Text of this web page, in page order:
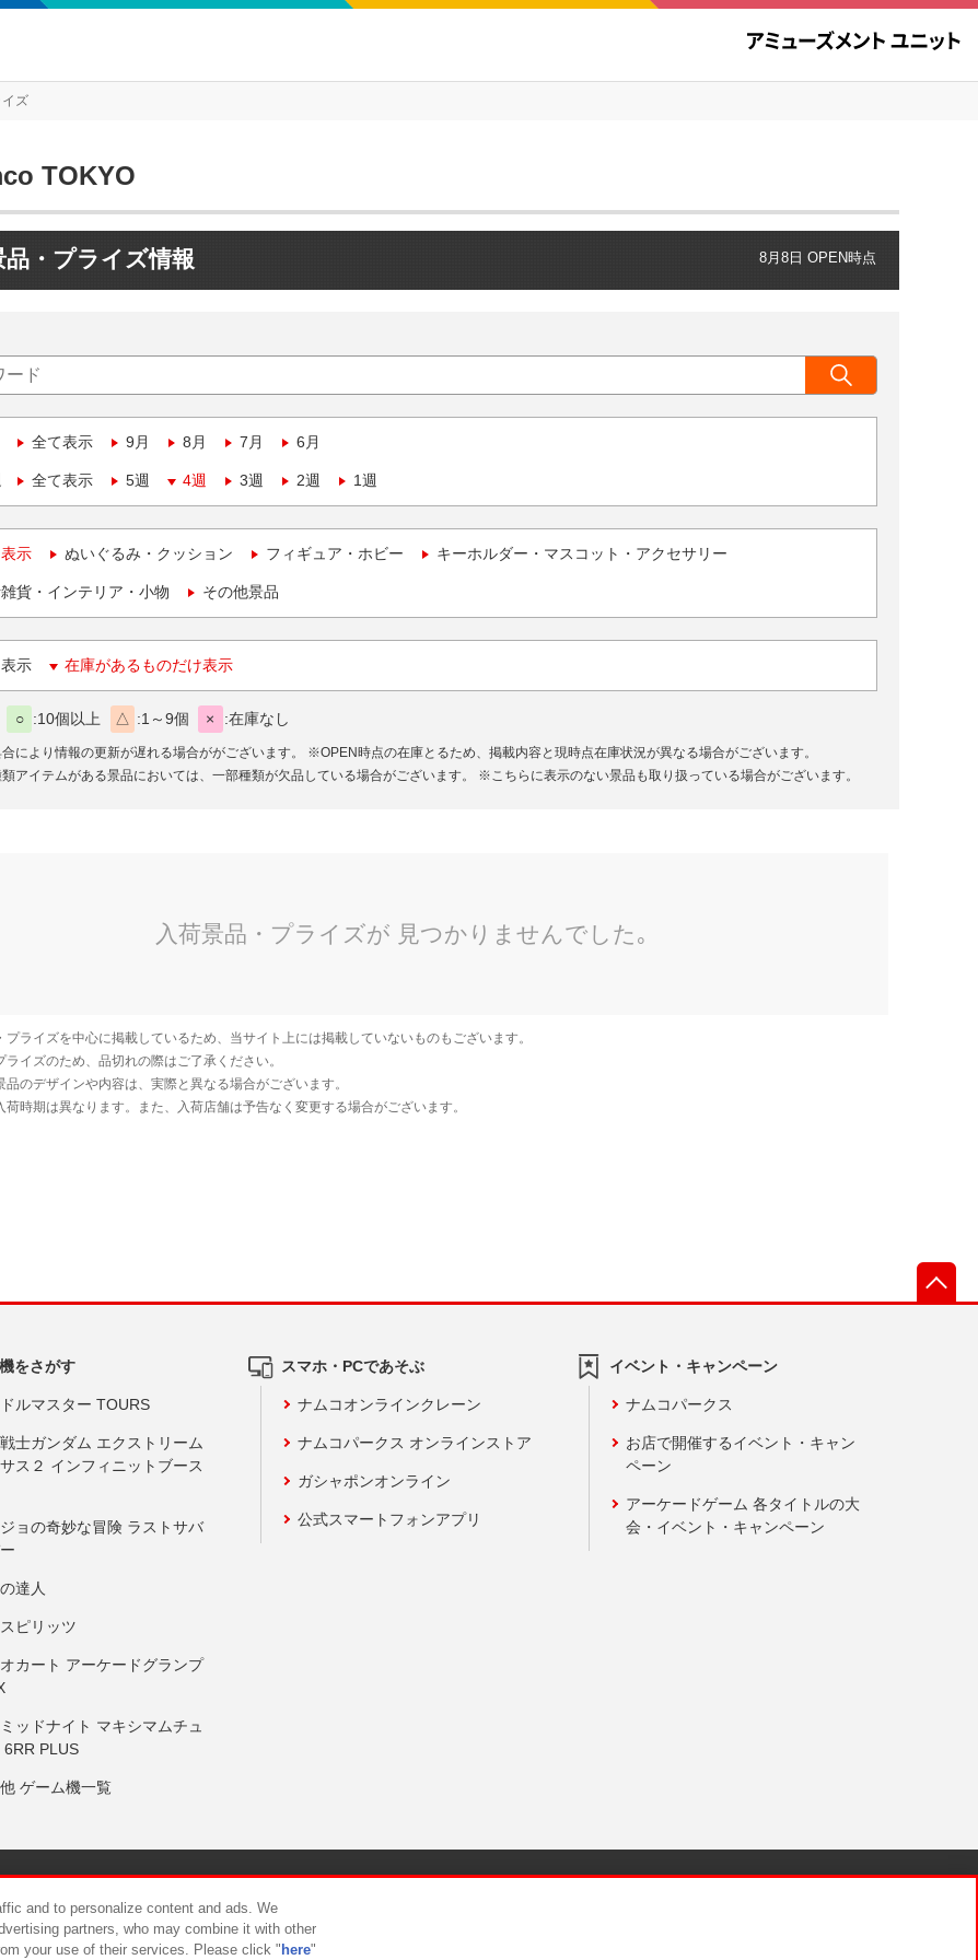
イズ
TOKYO
品・プライズ情報 8月8日 OPEN時点
全て表示 9月 8月 7月 6月
全て表示 5週 4週 3週 2週 1週
示 ぬいぐるみ・クッション フィギュア・ホビー キーホルダー・マスコット・アクセサリー
貨・インテリア・小物 その他景品
示 在庫があるものだけ表示
○ 10個以上 △ 1～9個 × 在庫なし
により情報の更新が遅れる場合ががございます。
※OPEN時点の在庫とるため、掲載内容と現時点在庫状況が異なる場合がございます。
アイテムがある景品においては、一部種類が欠品している場合がございます。
※こちらに表示のない景品も取り扱っている場合がございます。
をさがす
ルマスター TOURS
士ガンダム エクストリーム
ス２ インフィニットブース
ョの奇妙な冒険 ラストサバ
達人
ピリッツ
カート アーケードグランプ
ッドナイト マキシマムチュ
6RR PLUS
ゲーム機一覧
スマホ・PCであそぶ
ナムコオンラインクレーン
ナムコパークス オンラインストア
ガシャポンオンライン
公式スマートフォンアプリ
イベント・キャンペーン
ナムコパークス
お店で開催するイベント・キャン
ペーン
アーケードゲーム 各タイトルの大
会・イベント・キャンペーン
について カスタマーハラスメント対応方針
and to personalize content and ads. We
partners, who may combine it with other
your use of their services. Please click " here"